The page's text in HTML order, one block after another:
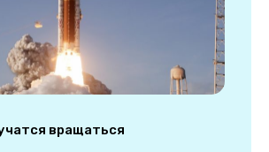
вращаться